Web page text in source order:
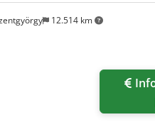
con FANUC G-code) • Datos
de aire requerida 0,5 MPa •
no ferrosos y materiales
Specification Taper
12.514 km